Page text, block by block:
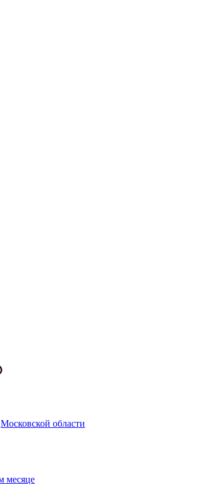
Московской области
месяце